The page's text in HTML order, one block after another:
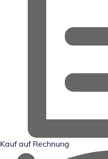
Kauf auf Rechnung